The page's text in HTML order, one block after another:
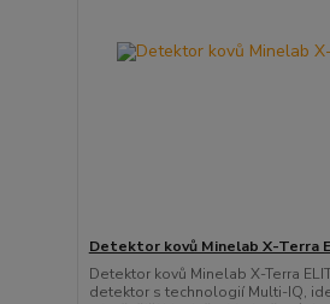
Detektor kovů Minelab X-Terra
Detektor kovů Minelab X-Terra
detektor s technologií Multi-IQ,